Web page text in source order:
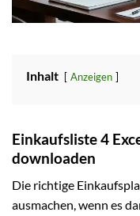
Inhalt Anzeigen
Einkaufsliste 4
downloaden
Die richtige
ausmachen, wenn es